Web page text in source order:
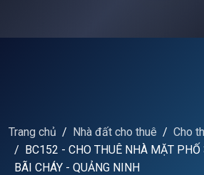
Trang chủ Nhà đất cho thuê
Cho
BC152 - CHO THUÊ NHÀ MẶT
BÃI CHÁY - QUẢNG NINH